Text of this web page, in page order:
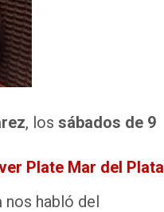
, los sábados de 9
Plate Mar del Plata
nos habló del